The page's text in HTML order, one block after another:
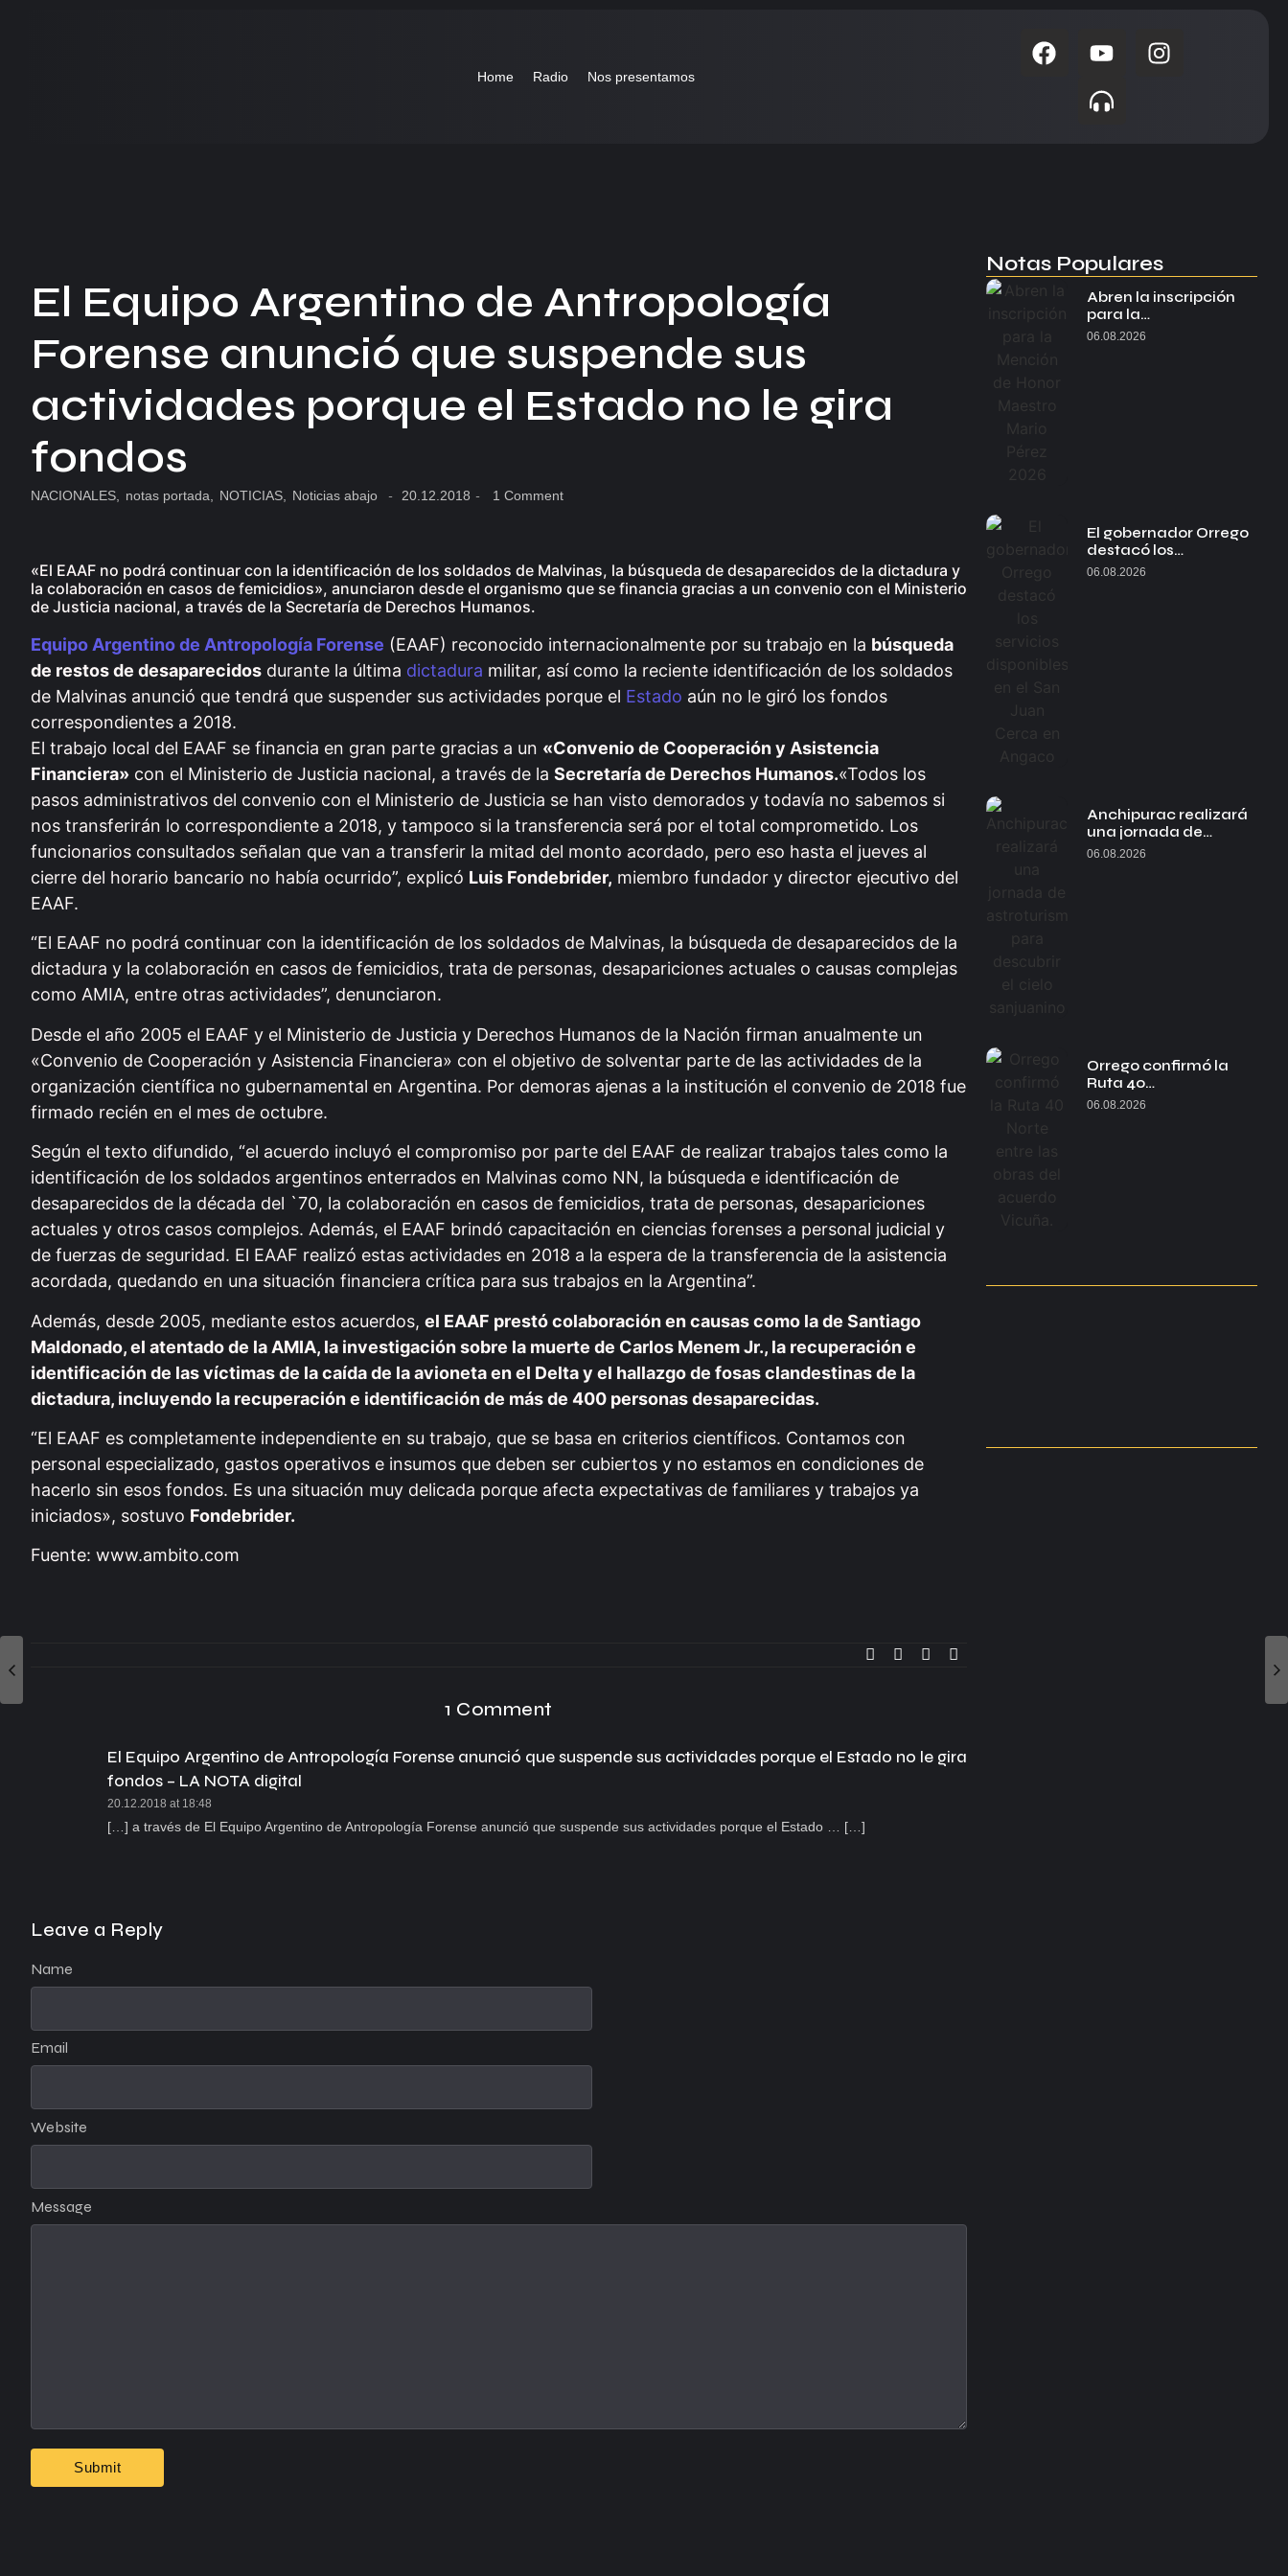
Home Radio Nos presentamos
El Equipo Argentino de Antropología
Forense anunció que suspende sus
actividades porque el Estado no le gira
fondos
NACIONALES notas portada NOTICIAS Noticias abajo - 20.12.2018 - 1 Comment
«El EAAF no podrá continuar con la identificación de los soldados de Malvinas, la búsqueda de desaparecidos de la dictadura y
la colaboración en casos de femicidios», anunciaron desde el organismo que se financia gracias a un convenio con el Ministerio
de Justicia nacional, a través de la Secretaría de Derechos Humanos.
Equipo Argentino de Antropología Forense (EAAF) reconocido internacionalmente por su trabajo en la búsqueda
de restos de desaparecidos durante la última dictadura militar, así como la reciente identificación de los soldados
de Malvinas anunció que tendrá que suspender sus actividades porque el Estado aún no le giró los fondos
correspondientes a 2018.
El trabajo local del EAAF se financia en gran parte gracias a un «Convenio de Cooperación y Asistencia
Financiera» con el Ministerio de Justicia nacional, a través de la Secretaría de Derechos Humanos.«Todos los
pasos administrativos del convenio con el Ministerio de Justicia se han visto demorados y todavía no sabemos si
nos transferirán lo correspondiente a 2018, y tampoco si la transferencia será por el total comprometido. Los
funcionarios consultados señalan que van a transferir la mitad del monto acordado, pero eso hasta el jueves al
cierre del horario bancario no había ocurrido”, explicó Luis Fondebrider, miembro fundador y director ejecutivo del
EAAF.
“El EAAF no podrá continuar con la identificación de los soldados de Malvinas, la búsqueda de desaparecidos de la
dictadura y la colaboración en casos de femicidios, trata de personas, desapariciones actuales o causas complejas
como AMIA, entre otras actividades”, denunciaron.
Desde el año 2005 el EAAF y el Ministerio de Justicia y Derechos Humanos de la Nación firman anualmente un
«Convenio de Cooperación y Asistencia Financiera» con el objetivo de solventar parte de las actividades de la
organización científica no gubernamental en Argentina. Por demoras ajenas a la institución el convenio de 2018 fue
firmado recién en el mes de octubre.
Según el texto difundido, “el acuerdo incluyó el compromiso por parte del EAAF de realizar trabajos tales como la
identificación de los soldados argentinos enterrados en Malvinas como NN, la búsqueda e identificación de
desaparecidos de la década del `70, la colaboración en casos de femicidios, trata de personas, desapariciones
actuales y otros casos complejos. Además, el EAAF brindó capacitación en ciencias forenses a personal judicial y
de fuerzas de seguridad. El EAAF realizó estas actividades en 2018 a la espera de la transferencia de la asistencia
acordada, quedando en una situación financiera crítica para sus trabajos en la Argentina”.
Además, desde 2005, mediante estos acuerdos, el EAAF prestó colaboración en causas como la de Santiago
Maldonado, el atentado de la AMIA, la investigación sobre la muerte de Carlos Menem Jr., la recuperación e
identificación de las víctimas de la caída de la avioneta en el Delta y el hallazgo de fosas clandestinas de la
dictadura, incluyendo la recuperación e identificación de más de 400 personas desaparecidas.
“El EAAF es completamente independiente en su trabajo, que se basa en criterios científicos. Contamos con
personal especializado, gastos operativos e insumos que deben ser cubiertos y no estamos en condiciones de
hacerlo sin esos fondos. Es una situación muy delicada porque afecta expectativas de familiares y trabajos ya
iniciados», sostuvo Fondebrider.
Fuente: www.ambito.com
1 Comment
El Equipo Argentino de Antropología Forense anunció que suspende sus actividades porque el Estado no le gira
fondos – LA NOTA digital
20.12.2018 at 18:48
[…] a través de El Equipo Argentino de Antropología Forense anunció que suspende sus actividades porque el Estado … […]
Leave a Reply
Message
Name
Email
Website
Notas Populares
Abren la inscripción
para la…
06.08.2026
El gobernador Orrego
destacó los…
06.08.2026
Anchipurac realizará
una jornada de…
06.08.2026
Orrego confirmó la
Ruta 40…
06.08.2026